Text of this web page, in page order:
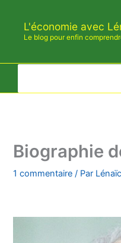
contenu
L'économie avec
Le blog pour enfin
Biographie
1 commentaire / Par